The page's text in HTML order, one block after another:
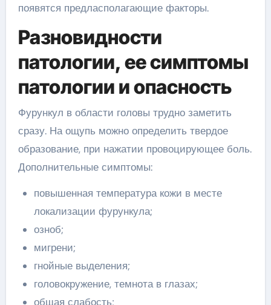
появятся предласполагающие факторы.
Разновидности
патологии, ее симптомы
патологии и опасность
Фурункул в области головы трудно заметить
сразу. На ощупь можно определить твердое
образование, при нажатии провоцирующее боль.
Дополнительные симптомы:
повышенная температура кожи в месте
локализации фурункула;
озноб;
мигрени;
гнойные выделения;
головокружение, темнота в глазах;
общая слабость;